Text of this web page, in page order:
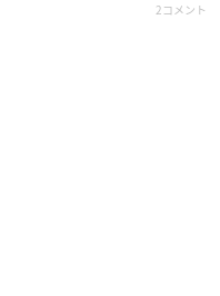
2コメント